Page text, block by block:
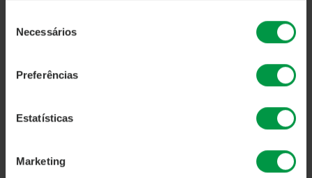
Necessários
Preferências
Estatísticas
Marketing
DESTAQUES